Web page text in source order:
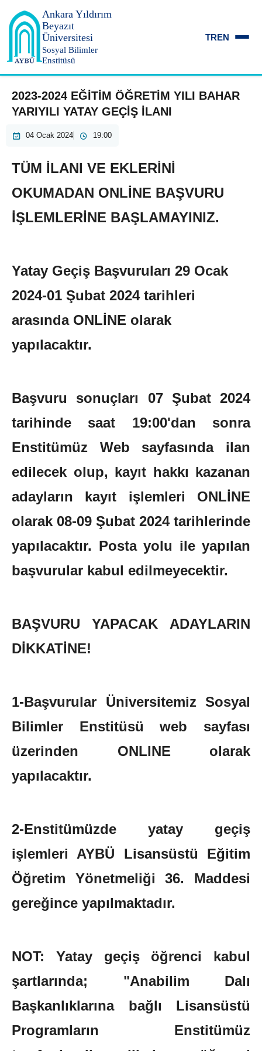
Ankara Yıldırım
Beyazıt
Üniversitesi
Sosyal Bilimler
Enstitüsü
TREN
2023-2024 EĞİTİM ÖĞRETİM YILI BAHAR
YARIYILI YATAY GEÇİŞ İLANI
04 Ocak 2024 19:00
TÜM İLANI VE EKLERİNİ
OKUMADAN ONLİNE BAŞVURU
İŞLEMLERİNE BAŞLAMAYINIZ.
Yatay Geçiş Başvuruları 29 Ocak
2024-01 Şubat 2024 tarihleri
arasında ONLİNE olarak
yapılacaktır.
Başvuru sonuçları 07 Şubat 2024
tarihinde saat 19:00'dan sonra
Enstitümüz Web sayfasında ilan
edilecek olup, kayıt hakkı kazanan
adayların kayıt işlemleri ONLİNE
olarak 08-09 Şubat 2024 tarihlerinde
yapılacaktır. Posta yolu ile yapılan
başvurular kabul edilmeyecektir.
BAŞVURU YAPACAK ADAYLARIN
DİKKATİNE!
1-Başvurular Üniversitemiz Sosyal
Bilimler Enstitüsü web sayfası
üzerinden ONLINE olarak
yapılacaktır.
2-Enstitümüzde yatay geçiş
işlemleri AYBÜ Lisansüstü Eğitim
Öğretim Yönetmeliği 36. Maddesi
gereğince yapılmaktadır.
NOT: Yatay geçiş öğrenci kabul
şartlarında; "Anabilim Dalı
Başkanlıklarına bağlı Lisansüstü
Programların Enstitümüz